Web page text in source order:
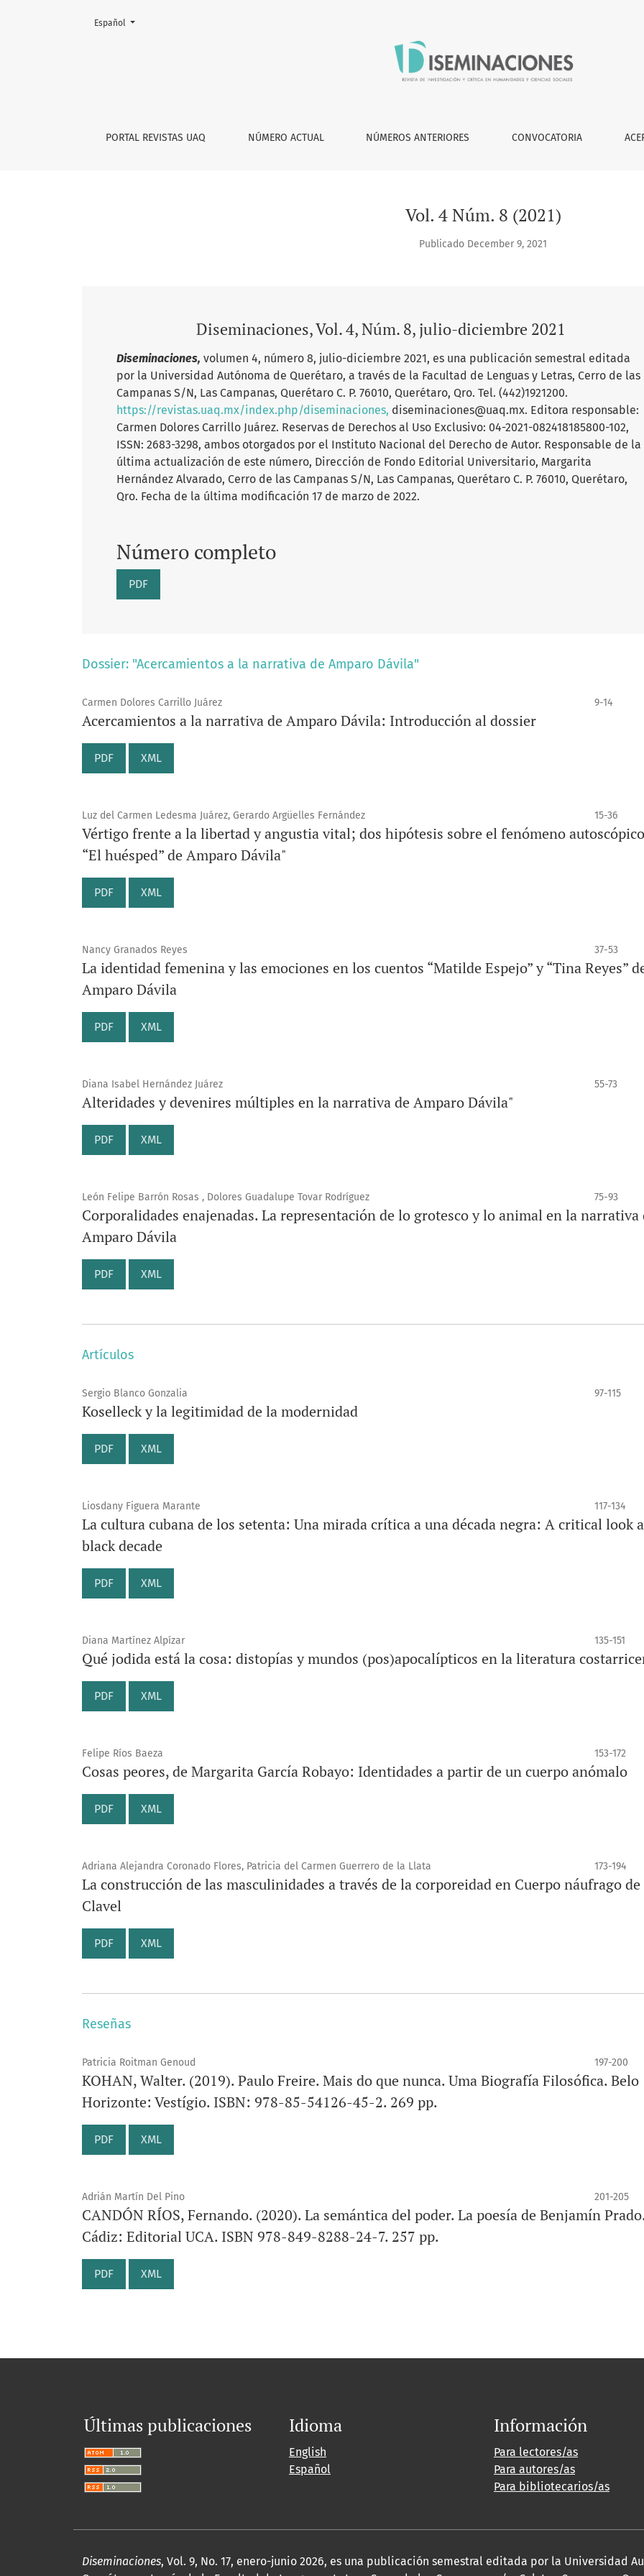
Vol. 4 Núm. 8 (2021)
PORTAL REVISTAS UAQ NÚMERO ACTUAL NÚMEROS ANTERIORES CONVOCATORIA
Cambiar el idioma. El actual es:
Español
Vol. 4 Núm. 8 (2021)
Publicado December 9, 2021
Diseminaciones, Vol. 4, Núm. 8, julio-diciembre 2021
Diseminaciones, volumen 4, número 8, julio-diciembre 2021, es una publicación semestral editada
por la Universidad Autónoma de Querétaro, a través de la Facultad de Lenguas y Letras, Cerro de las
Campanas S/N, Las Campanas, Querétaro C. P. 76010, Querétaro, Qro. Tel. (442)1921200.
https://revistas.uaq.mx/index.php/diseminaciones, diseminaciones@uaq.mx. Editora responsable:
Carmen Dolores Carrillo Juárez. Reservas de Derechos al Uso Exclusivo: 04-2021-082418185800-102,
ISSN: 2683-3298, ambos otorgados por el Instituto Nacional del Derecho de Autor. Responsable de la
última actualización de este número, Dirección de Fondo Editorial Universitario, Margarita
Hernández Alvarado, Cerro de las Campanas S/N, Las Campanas, Querétaro C. P. 76010, Querétaro,
Qro. Fecha de la última modificación 17 de marzo de 2022.
Número completo
PDF
Dossier: "Acercamientos a la narrativa de Amparo Dávila"
Carmen Dolores Carrillo Juárez 9-14
Acercamientos a la narrativa de Amparo Dávila: Introducción al dossier
PDF XML
Luz del Carmen Ledesma Juárez, Gerardo Argüelles Fernández 15-36
Vértigo frente a la libertad y angustia vital; dos hipótesis sobre el fenómeno
“El huésped” de Amparo Dávila"
PDF XML
Nancy Granados Reyes 37-53
La identidad femenina y las emociones en los cuentos “Matilde Espejo” y “Tina Reyes”
Amparo Dávila
PDF XML
Diana Isabel Hernández Juárez 55-73
Alteridades y devenires múltiples en la narrativa de Amparo Dávila"
PDF XML
León Felipe Barrón Rosas , Dolores Guadalupe Tovar Rodríguez 75-93
Corporalidades enajenadas. La representación de lo grotesco y lo animal en la narrativa
Amparo Dávila
PDF XML
Artículos
Sergio Blanco Gonzalia 97-115
Koselleck y la legitimidad de la modernidad
PDF XML
Liosdany Figuera Marante 117-134
La cultura cubana de los setenta: Una mirada crítica a una década negra: A critical look
black decade
PDF XML
Diana Martínez Alpízar 135-151
Qué jodida está la cosa: distopías y mundos (pos)apocalípticos en la literatura
PDF XML
Felipe Ríos Baeza 153-172
Cosas peores, de Margarita García Robayo: Identidades a partir de un cuerpo anómalo
PDF XML
Adriana Alejandra Coronado Flores, Patricia del Carmen Guerrero de la Llata 173-194
La construcción de las masculinidades a través de la corporeidad en Cuerpo náufrago
Clavel
PDF XML
Reseñas
Patricia Roitman Genoud 197-200
KOHAN, Walter. (2019). Paulo Freire. Mais do que nunca. Uma Biografía Filosófica. Belo
Horizonte: Vestígio. ISBN: 978-85-54126-45-2. 269 pp.
PDF XML
Adrián Martín Del Pino 201-205
CANDÓN RÍOS, Fernando. (2020). La semántica del poder. La poesía de Benjamín
Cádiz: Editorial UCA. ISBN 978-849-8288-24-7. 257 pp.
PDF XML
Últimas publicaciones Idioma
English
Español
Información
Para lectores/as
Para autores/as
Para bibliotecarios/as
Diseminaciones, Vol. 9, No. 17, enero-junio 2026, es una publicación semestral editada por la Universidad